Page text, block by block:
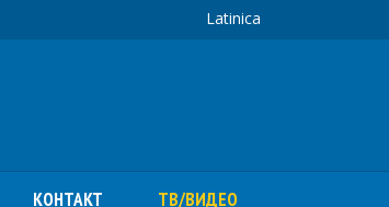
Latinica
КОНТАКТ ТВ/ВИДЕО